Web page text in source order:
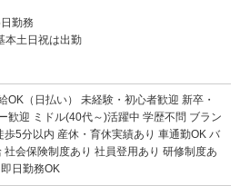
勤務
土日祝は出勤
OK（日払い） 未経験・初心者歓迎 新卒・
歓迎 ミドル(40代～)活躍中 学歴不問 ブラン
歩5分以内 産休・育休実績あり 車通勤OK バ
社会保険制度あり 社員登用あり 研修制度あ
日勤務OK